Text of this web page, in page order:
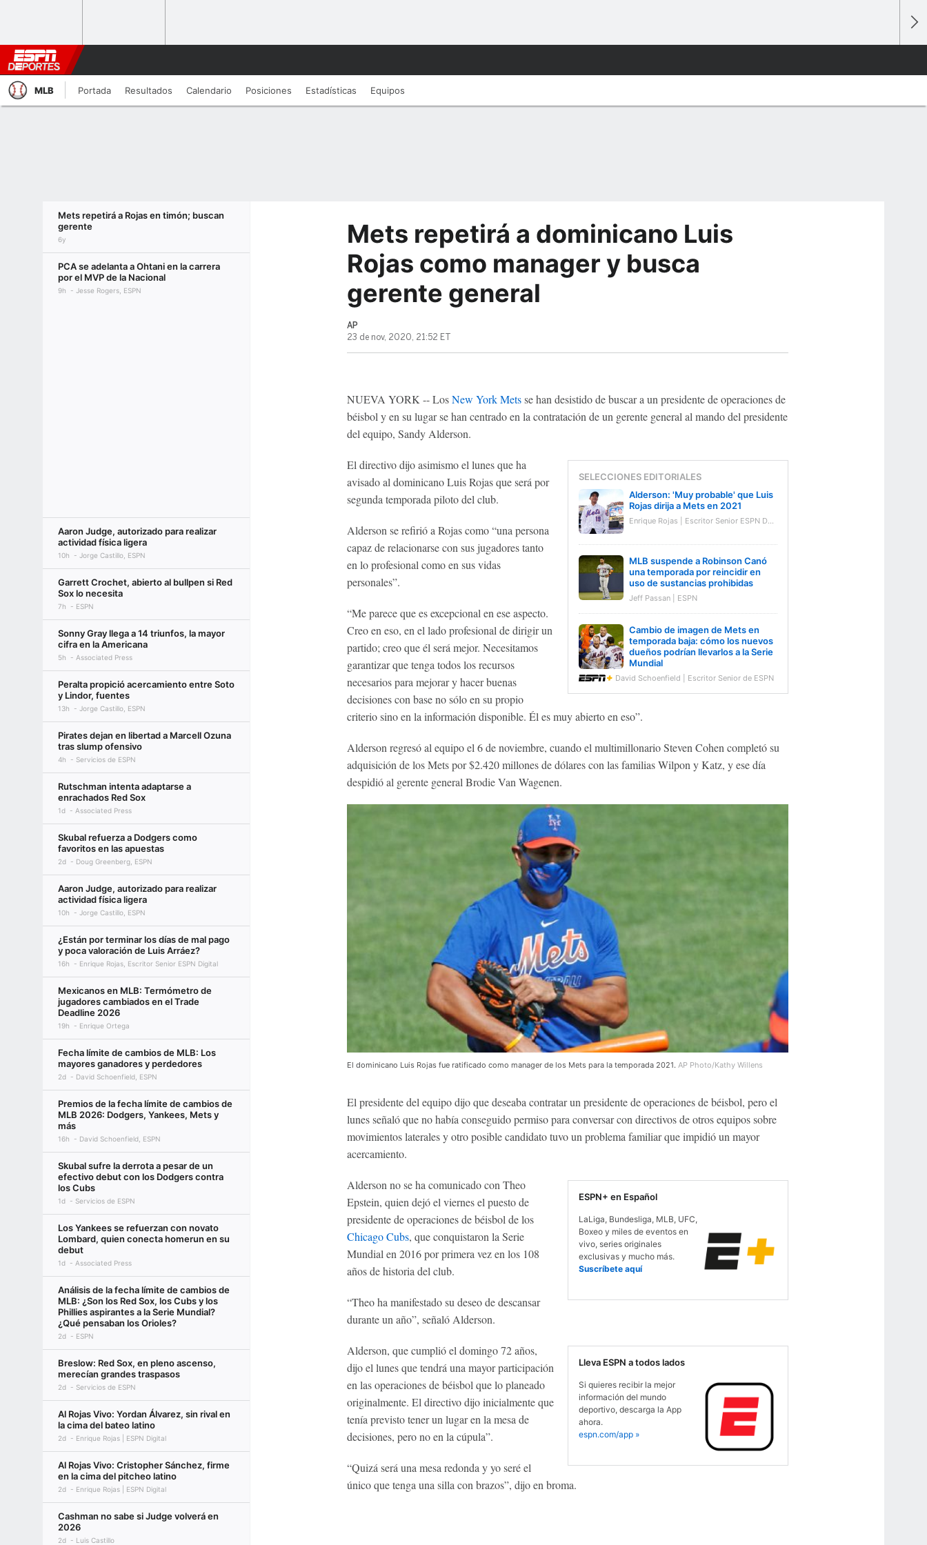
MLB Portada Resultados Calendario Posiciones Estadísticas Equipos
Mets repetirá a Rojas en timón; buscan
gerente
6y
PCA se adelanta a Ohtani en la carrera
por el MVP de la Nacional
9h Jesse Rogers, ESPN
Aaron Judge, autorizado para realizar
actividad física ligera
10h Jorge Castillo, ESPN
Garrett Crochet, abierto al bullpen si Red
Sox lo necesita
7h ESPN
Sonny Gray llega a 14 triunfos, la mayor
cifra en la Americana
5h Associated Press
Peralta propició acercamiento entre Soto
y Lindor, fuentes
13h Jorge Castillo, ESPN
Pirates dejan en libertad a Marcell Ozuna
tras slump ofensivo
4h Servicios de ESPN
Rutschman intenta adaptarse a
enrachados Red Sox
1d Associated Press
Skubal refuerza a Dodgers como
favoritos en las apuestas
2d Doug Greenberg, ESPN
Aaron Judge, autorizado para realizar
actividad física ligera
10h Jorge Castillo, ESPN
¿Están por terminar los días de mal pago
y poca valoración de Luis Arráez?
16h Enrique Rojas, Escritor Senior ESPN Digital
Mexicanos en MLB: Termómetro de
jugadores cambiados en el Trade
Deadline 2026
19h Enrique Ortega
Fecha límite de cambios de MLB: Los
mayores ganadores y perdedores
2d David Schoenfield, ESPN
Premios de la fecha límite de cambios de
MLB 2026: Dodgers, Yankees, Mets y
más
16h David Schoenfield, ESPN
Skubal sufre la derrota a pesar de un
efectivo debut con los Dodgers contra
los Cubs
1d Servicios de ESPN
Los Yankees se refuerzan con novato
Lombard, quien conecta homerun en su
debut
1d Associated Press
Análisis de la fecha límite de cambios de
MLB: ¿Son los Red Sox, los Cubs y los
Phillies aspirantes a la Serie Mundial?
¿Qué pensaban los Orioles?
2d ESPN
Breslow: Red Sox, en pleno ascenso,
merecían grandes traspasos
2d Servicios de ESPN
Al Rojas Vivo: Yordan Álvarez, sin rival en
la cima del bateo latino
2d Enrique Rojas | ESPN Digital
Al Rojas Vivo: Cristopher Sánchez, firme
en la cima del pitcheo latino
2d Enrique Rojas | ESPN Digital
Cashman no sabe si Judge volverá en
2026
2d Luis Castillo
Mets repetirá a dominicano Luis
Rojas como manager y busca
gerente general
AP
23 de nov, 2020, 21:52 ET
NUEVA YORK -- LosNew York Metsse han desistido de buscar a un presidente de operaciones de
béisbol y en su lugar se han centrado en la contratación de un gerente general al mando del presidente
del equipo, Sandy Alderson.
SELECCIONES EDITORIALES
Alderson: 'Muy probable' que Luis
Rojas dirija a Mets en 2021
Enrique Rojas | Escritor Senior ESPN Deportes
MLB suspende a Robinson Canó
una temporada por reincidir en
uso de sustancias prohibidas
Jeff Passan | ESPN
Cambio de imagen de Mets en
temporada baja: cómo los nuevos
dueños podrían llevarlos a la Serie
Mundial
David Schoenfield | Escritor Senior de ESPN
El directivo dijo asimismo el lunes que ha
avisado al dominicano Luis Rojas que será por
segunda temporada piloto del club.
Alderson se refirió a Rojas como “una persona
capaz de relacionarse con sus jugadores tanto
en lo profesional como en sus vidas
personales”.
“Me parece que es excepcional en ese aspecto.
Creo en eso, en el lado profesional de dirigir un
partido; creo que él será mejor. Necesitamos
garantizar que tenga todos los recursos
necesarios para mejorar y hacer buenas
decisiones con base no sólo en su propio
criterio sino en la información disponible. Él es muy abierto en eso”.
Alderson regresó al equipo el 6 de noviembre, cuando el multimillonario Steven Cohen completó su
adquisición de los Mets por $2.420 millones de dólares con las familias Wilpon y Katz, y ese día
despidió al gerente general Brodie Van Wagenen.
El dominicano Luis Rojas fue ratificado como manager de los Mets para la temporada 2021. AP Photo/Kathy Willens
El presidente del equipo dijo que deseaba contratar un presidente de operaciones de béisbol, pero el
lunes señaló que no había conseguido permiso para conversar con directivos de otros equipos sobre
movimientos laterales y otro posible candidato tuvo un problema familiar que impidió un mayor
acercamiento.
ESPN+ en Español
LaLiga, Bundesliga, MLB, UFC,
Boxeo y miles de eventos en
vivo, series originales
exclusivas y mucho más.
Suscríbete aquí
Alderson no se ha comunicado con Theo
Epstein, quien dejó el viernes el puesto de
presidente de operaciones de béisbol de los
Chicago Cubs, que conquistaron la Serie
Mundial en 2016 por primera vez en los 108
años de historia del club.
“Theo ha manifestado su deseo de descansar
durante un año”, señaló Alderson.
Lleva ESPN a todos lados
Si quieres recibir la mejor
información del mundo
deportivo, descarga la App
ahora.
espn.com/app »
Alderson, que cumplió el domingo 72 años,
dijo el lunes que tendrá una mayor participación
en las operaciones de béisbol que lo planeado
originalmente. El directivo dijo inicialmente que
tenía previsto tener un lugar en la mesa de
decisiones, pero no en la cúpula”.
“Quizá será una mesa redonda y yo seré el
único que tenga una silla con brazos”, dijo en broma.